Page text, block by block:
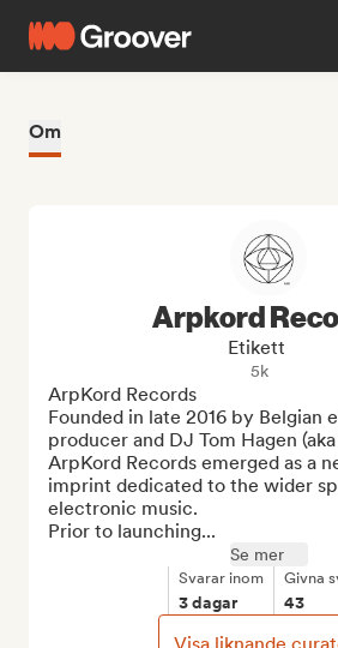
Om
Arpkord
Etikett
5k
ArpKord Records
Founded in late 2016 by Belgian
producer and DJ Tom Hagen
ArpKord Records emerged as a
imprint dedicated to the wider
electronic music.
Prior to launching...
Se mer
Svarar inom
3 dagar
Givna
43